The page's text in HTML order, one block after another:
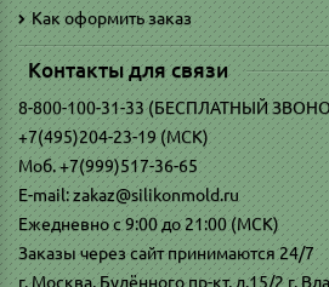
Как оформить заказ
Контакты для связи
8-800-100-31-33 (БЕСПЛАТНЫЙ
+7(495)204-23-19 (МСК)
Моб. +7(999)517-36-65
E-mail: zakaz@silikonmold.ru
Ежедневно с 9:00 до 21:00 (МСК)
Заказы через сайт принимаются 24/7
г. Москва, Будённого пр-кт, д.15/2 г.